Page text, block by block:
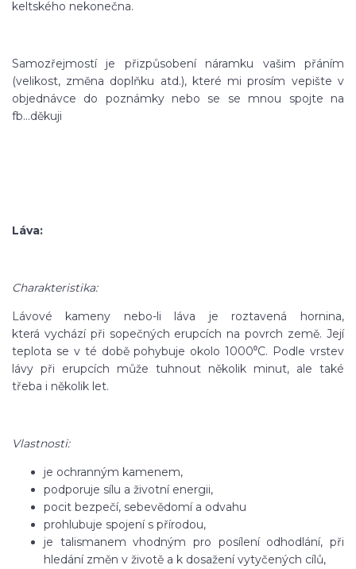
keltského nekonečna.
Samozřejmostí je přizpůsobení náramku vašim přáním
(velikost, změna doplňku atd.), které mi prosím vepište v
objednávce do poznámky nebo se se mnou spojte na
fb...děkuji
Láva:
Charakteristika:
Lávové kameny nebo-li láva je roztavená hornina,
která vychází při sopečných erupcích na povrch země. Její
teplota se v té době pohybuje okolo 1000⁰C. Podle vrstev
lávy při erupcích může tuhnout několik minut, ale také
třeba i několik let.
Vlastnosti:
je ochranným kamenem,
podporuje sílu a životní energii,
pocit bezpečí, sebevědomí a odvahu
prohlubuje spojení s přírodou,
je talismanem vhodným pro posílení odhodlání, při
hledání změn v životě a k dosažení vytyčených cílů,